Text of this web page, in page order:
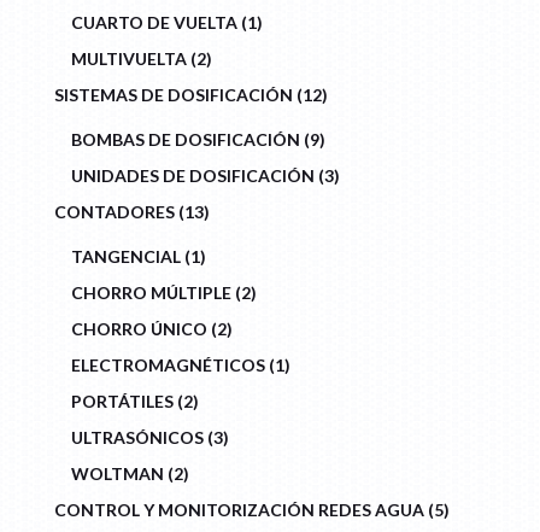
CUARTO DE VUELTA 11
PRODUCT
MULTIVUELTA 22
PRODUCTS
SISTEMAS DE DOSIFICACIÓN 1212
PRODUCTS
BOMBAS DE DOSIFICACIÓN 99
PRODUCTS
UNIDADES DE DOSIFICACIÓN 33
PRODUCTS
CONTADORES 1313
PRODUCTS
TANGENCIAL 11
PRODUCT
CHORRO MÚLTIPLE 22
PRODUCTS
CHORRO ÚNICO 22
PRODUCTS
ELECTROMAGNÉTICOS 11
PRODUCT
PORTÁTILES 22
PRODUCTS
ULTRASÓNICOS 33
PRODUCTS
WOLTMAN 22
PRODUCTS
CONTROL Y MONITORIZACIÓN REDES AGUA 55
PRODUCTS